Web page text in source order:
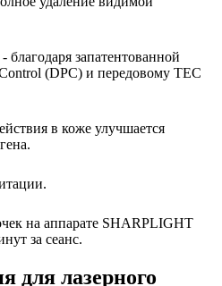
благодаря запатентованной
(DPC) и передовому TEC
в коже улучшается
на аппарате SHARPLIGHT
за сеанс.
для лазерного